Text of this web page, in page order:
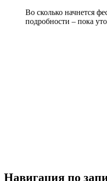
Во сколько начнется
подробности – пока
Навигация по